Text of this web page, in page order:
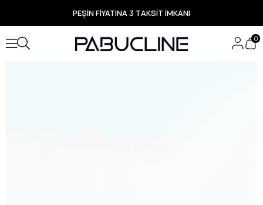
PEŞİN FİYATINA 3 TAKSİT İMKANI
TÜM ÜRÜNLERDE ÜCRETSİZ KARGO
Yeni Sezon Ürünlerde Özel Fırsatlar
Seçili Ürünlerde Hızlı Teslimat
0